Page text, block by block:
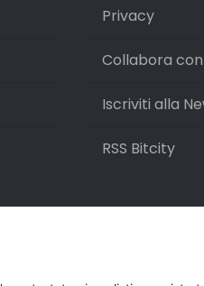
Privacy
Collabora
Iscriviti alla
RSS Bitcity